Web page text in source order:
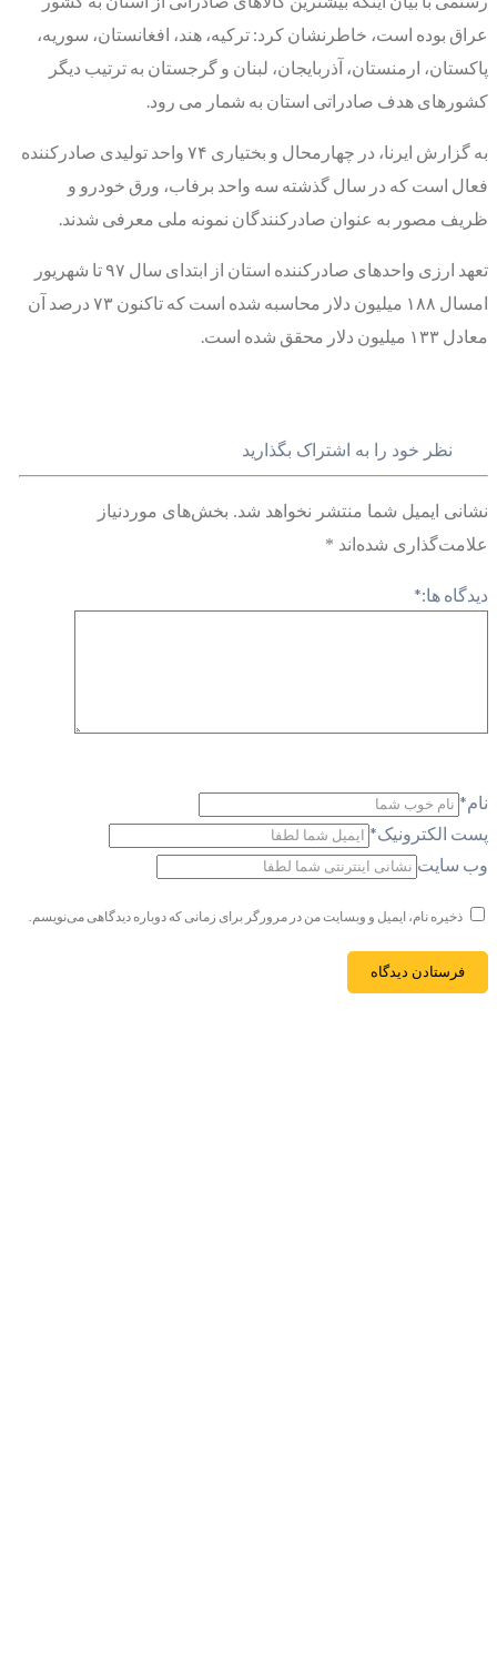
عراق بوده است، خاطرنشان کرد: ترکیه، هند، افغانستان، سوریه،
پاکستان، ارمنستان، آذربایجان، لبنان و گرجستان به ترتیب دیگر
کشورهای هدف صادراتی استان به شمار می رود.
به گزارش ایرنا، در چهارمحال و بختیاری ۷۴ واحد تولیدی صادرکننده
فعال است که در سال گذشته سه واحد برفاب، ورق خودرو و
ظریف مصور به عنوان صادرکنندگان نمونه ملی معرفی شدند.
تعهد ارزی واحدهای صادرکننده استان از ابتدای سال ۹۷ تا شهریور
امسال ۱۸۸ میلیون دلار محاسبه شده است که تاکنون ۷۳ درصد آن
معادل ۱۳۳ میلیون دلار محقق شده است.
نظر خود را به اشتراک بگذارید
نشانی ایمیل شما منتشر نخواهد شد. بخش‌های موردنیاز
علامت‌گذاری شده‌اند *
دیدگاه ها:*
نام*
پست الکترونیک*
وب سایت
ذخیره نام، ایمیل و وبسایت من در مرورگر برای زمانی که دوباره دیدگاهی می‌نویسم.